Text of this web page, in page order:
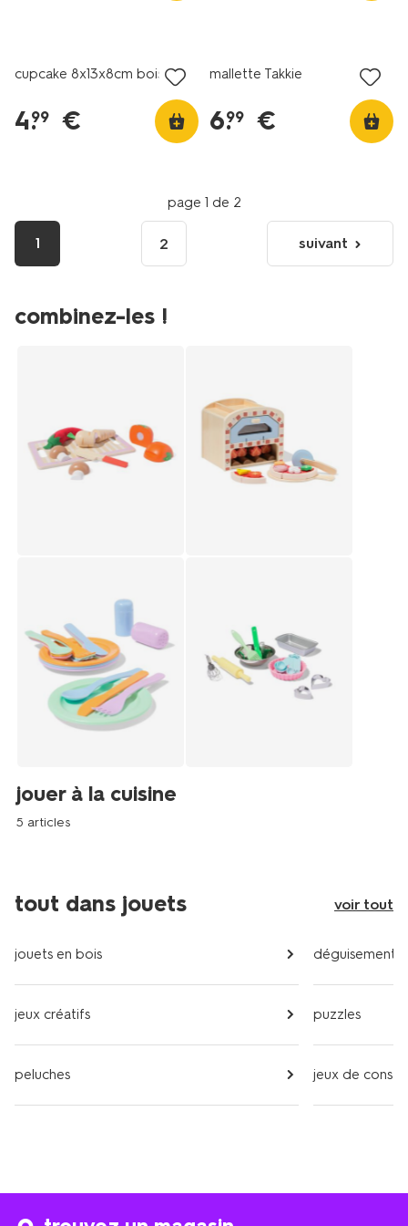
cupcake 8x13x8cm bois
4.
99 €
mallette Takkie
6.
99 €
page 1 de 2
1 2
page
suivante
suivant
combinez-les !
jouer à la cuisine
5 articles
tout dans jouets voir tout
jouets en bois
jeux créatifs
peluches
déguisements
puzzles
jeux de